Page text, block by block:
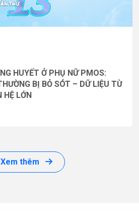
HUYẾT Ở PHỤ NỮ PMOS:
BỊ BỎ SÓT – DỮ LIỆU TỪ
HỆ LỚN
Xem thêm